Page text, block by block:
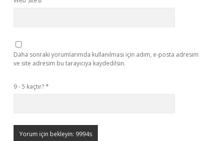
Daha sonraki yorumlarımda kullanılması için adım, e-posta adresim
ve site adresim bu tarayıcıya kaydedilsin.
9 - 5 kaçtır?*